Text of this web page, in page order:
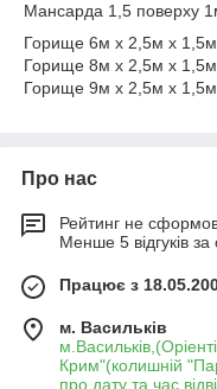
Мансарда 1,5 поверху
Горище 6м х 2,5м х
Горище 8м х 2,5м х
Горище 9м х 2,5м х
Про нас
Рейтинг не
Менше 5 відгуків за
Працює з
м. Васильків
Крим"(колишній
про дату та час